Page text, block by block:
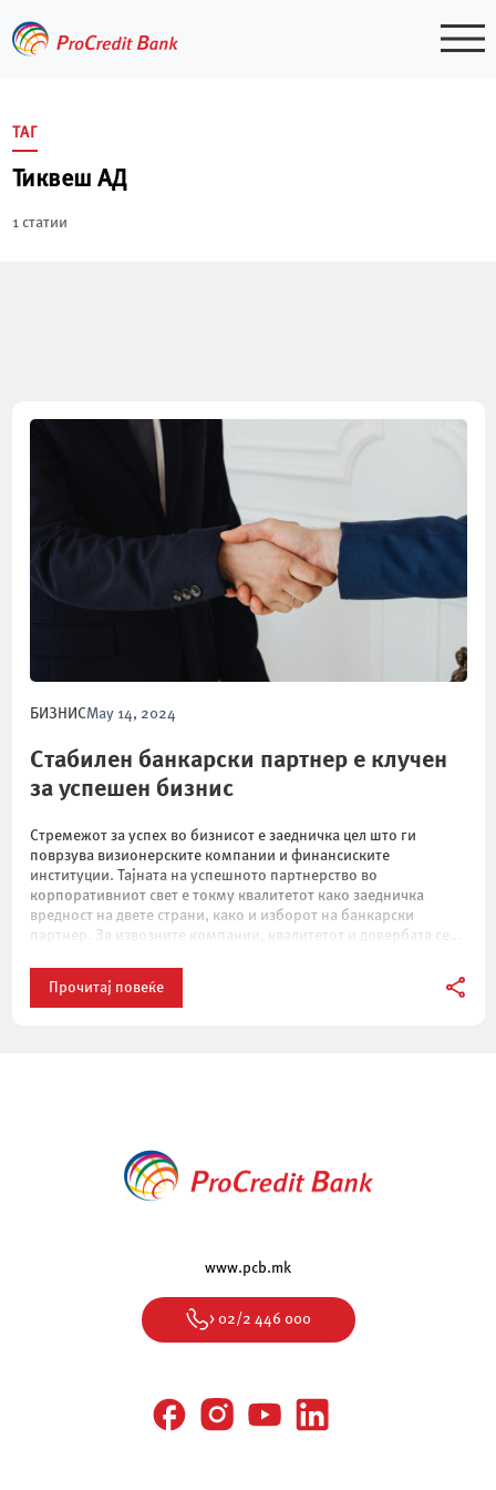
to
content
ТАГ
Тиквеш АД
1 статии
БИЗНИСMay 14, 2024
Стабилен банкарски партнер е клучен
за успешен бизнис
Стремежот за успех во бизнисот е заедничка цел што ги
поврзува визионерските компании и финансиските
институции. Тајната на успешното партнерство во
корпоративниот свет е токму квалитетот како заедничка
вредност на двете страни, како и изборот на банкарски
партнер. За извозните компании, квалитетот и довербата се
Прочитај повеќе
www.pcb.mk
> 02/2 446 000